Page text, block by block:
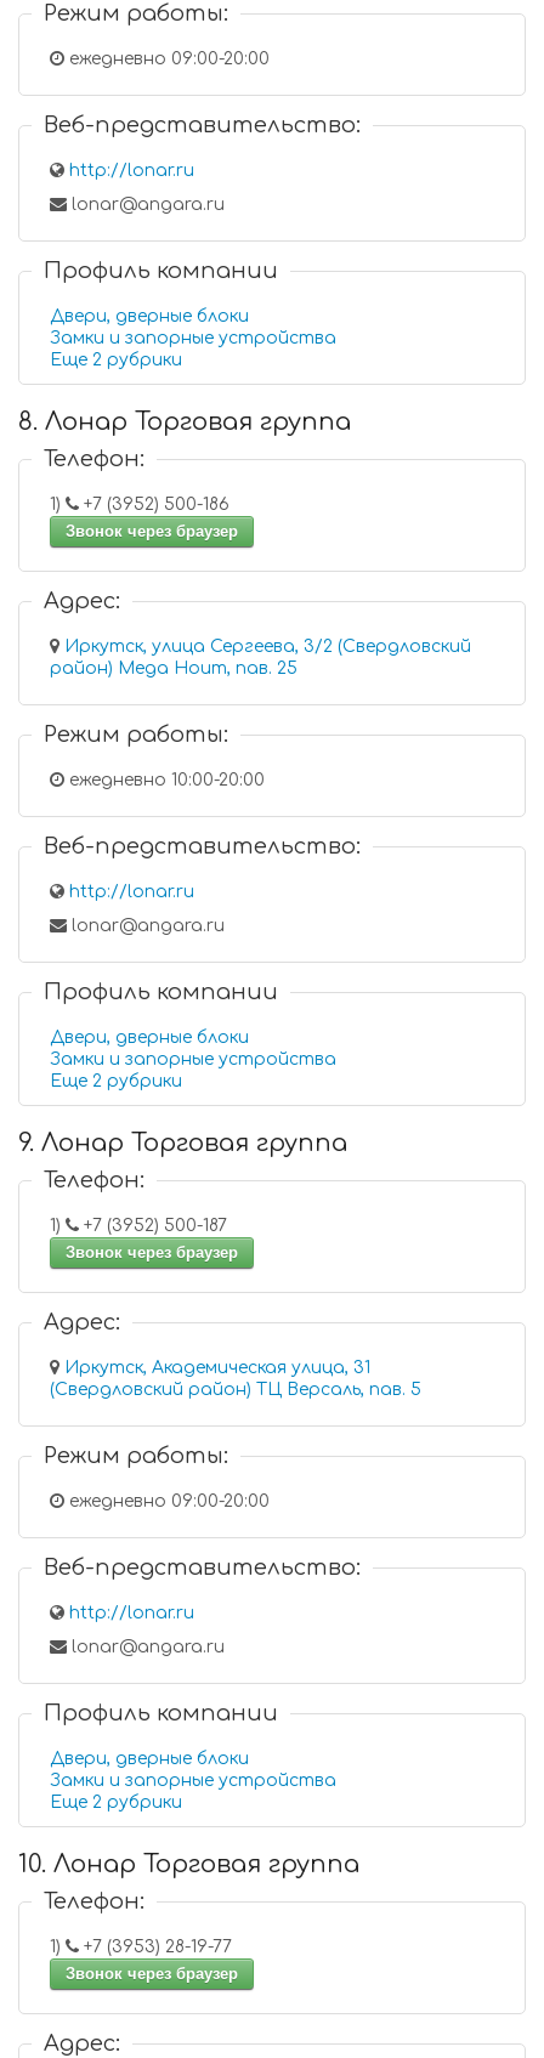
Режим работы:
ежедневно 09:00-20:00
Веб-представительство:
http://lonar.ru
lonar@angara.ru
Профиль компании
Двери, дверные блоки
Замки и запорные устройства
Еще 2 рубрики
8. Лонар Торговая группа
Телефон:
1)
+7 (3952) 500-186
Звонок через браузер
Адрес:
Иркутск, улица Сергеева, 3/2 (Свердловский
район) Mega Houm, пав. 25
Режим работы:
ежедневно 10:00-20:00
Веб-представительство:
http://lonar.ru
lonar@angara.ru
Профиль компании
Двери, дверные блоки
Замки и запорные устройства
Еще 2 рубрики
9. Лонар Торговая группа
Телефон:
1)
+7 (3952) 500-187
Звонок через браузер
Адрес:
Иркутск, Академическая улица, 31
(Свердловский район) ТЦ Версаль, пав. 5
Режим работы:
ежедневно 09:00-20:00
Веб-представительство:
http://lonar.ru
lonar@angara.ru
Профиль компании
Двери, дверные блоки
Замки и запорные устройства
Еще 2 рубрики
10. Лонар Торговая группа
Телефон:
1)
+7 (3953) 28-19-77
Звонок через браузер
Адрес: